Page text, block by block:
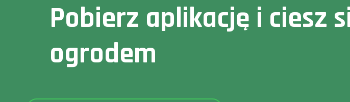
Pobierz aplikację i ciesz
ogrodem